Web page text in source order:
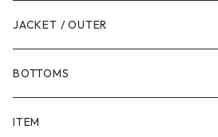
JACKET / OUTER
BOTTOMS
SHORTS
ITEM